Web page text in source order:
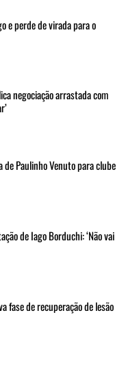
e perde de virada para o
negociação arrastada com
de Paulinho Venuto para clube
de Iago Borduchi: ‘Não vai
fase de recuperação de lesão